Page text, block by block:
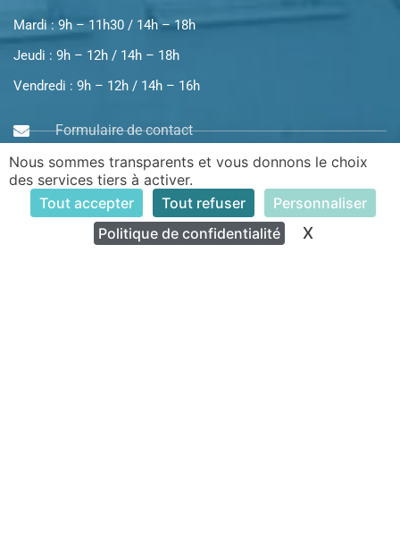
Mardi : 9h – 11h30 / 14h – 18h
Jeudi : 9h – 12h / 14h – 18h
Vendredi : 9h – 12h / 14h – 16h
Formulaire de contact
Rue des Berrichons et Nivernais
INFOS PRATIQUES
Nous sommes transparents et vous donnons le choix
des services tiers à activer.
Tout accepter
Tout refuser
Personnaliser
Politique de confidentialité
XMasquer